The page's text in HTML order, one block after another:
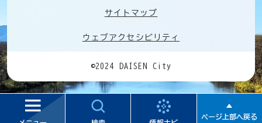
サイトマップ
ウェブアクセシビリティ
©2024 DAISEN City
ページ上部へ戻る